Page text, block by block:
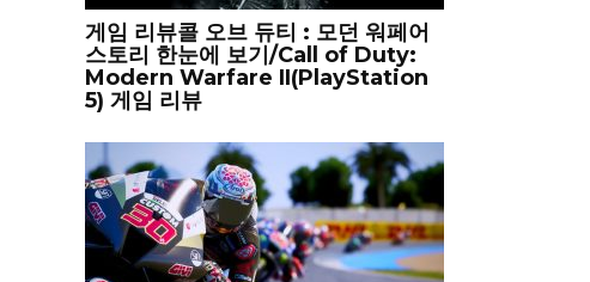
게임 리뷰콜 오브 듀티 : 모던 워페어
스토리 한눈에 보기/Call of Duty:
Modern Warfare II(PlayStation
5) 게임 리뷰